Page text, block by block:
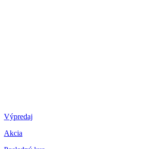
Výpredaj
Akcia